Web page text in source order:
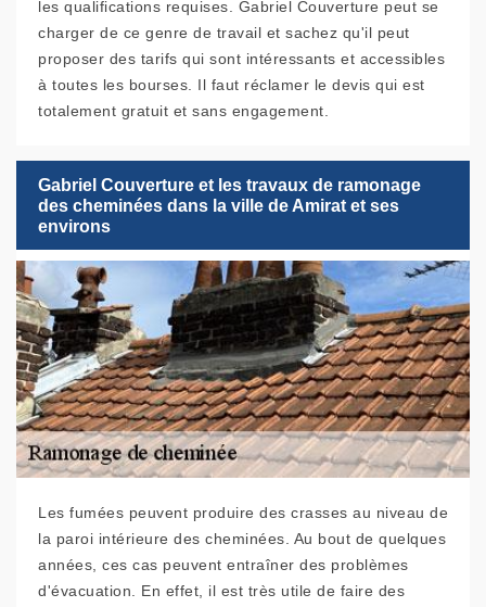
les qualifications requises. Gabriel Couverture peut se
charger de ce genre de travail et sachez qu'il peut
proposer des tarifs qui sont intéressants et accessibles
à toutes les bourses. Il faut réclamer le devis qui est
totalement gratuit et sans engagement.
Gabriel Couverture et les travaux de ramonage
des cheminées dans la ville de Amirat et ses
environs
Les fumées peuvent produire des crasses au niveau de
la paroi intérieure des cheminées. Au bout de quelques
années, ces cas peuvent entraîner des problèmes
d'évacuation. En effet, il est très utile de faire des